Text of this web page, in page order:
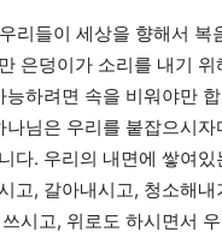
리들이 세상을 향해서 복
은덩이가 소리를 내기
능하려면 속을 비워야만
나님은 우리를 붙잡으시
다. 우리의 내면에 쌓여
고, 갈아내시고, 청소해
시고, 위로도 하시면서